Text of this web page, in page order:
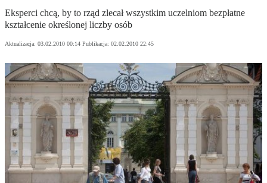
Eksperci chcą, by to rząd zlecał wszystkim uczelniom bezpłatne
kształcenie określonej liczby osób
Aktualizacja: 03.02.2010 00:14 Publikacja: 02.02.2010 22:45